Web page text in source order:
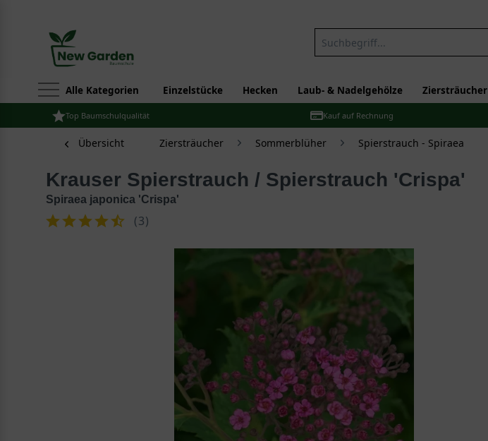
Alle Kategorien Einzelstücke Hecken Laub- & Nadelgehölze Ziersträucher
Top Baumschulqualität Kauf auf Rechnung
Übersicht Ziersträucher Sommerblüher Spierstrauch - Spiraea
Krauser Spierstrauch / Spierstrauch 'Crispa'
Spiraea japonica 'Crispa'
(3)